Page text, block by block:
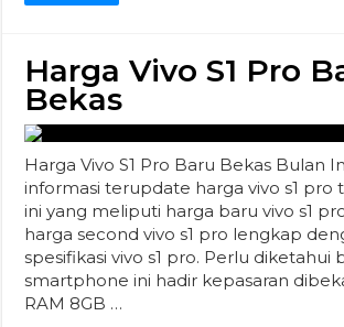
Harga Vivo S1 Pro
Bekas
Harga Vivo S1 Pro Baru Bekas Bulan
informasi terupdate harga vivo s1 pro
ini yang meliputi harga baru vivo s1
harga second vivo s1 pro lengkap
spesifikasi vivo s1 pro. Perlu diketahui
smartphone ini hadir kepasaran
RAM 8GB …